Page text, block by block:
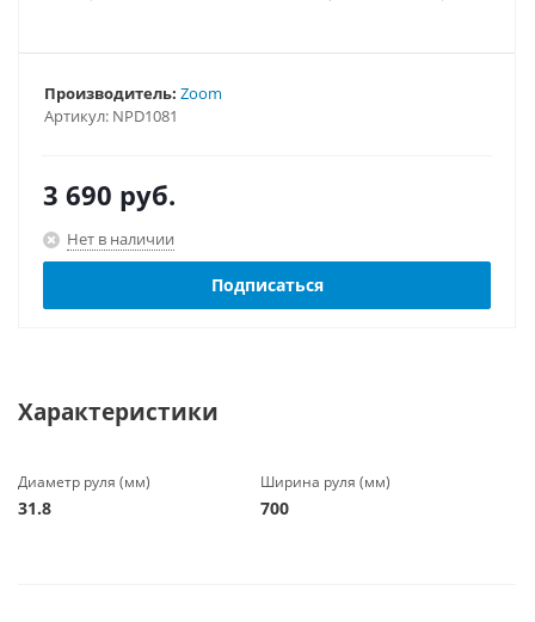
Артикул: NPD1081
Производитель: Zoom
3 690 руб.
Нет в наличии
Подписаться
Характеристики
Диаметр руля (мм)
31.8
Ширина руля (мм)
700